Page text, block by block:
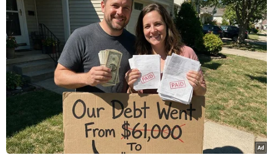
ngừng bắn ở miền Đông
12/12/2014 04:33
Tổng thống Ukraine Petro Poroshenko cho rằng một lệnh
ngừng bắn "thực sự" đang có hiệu lực ở nước này sau
24 giờ đầu tiên trong vòng bảy tháng qua không xảy ra
thương vong nào.